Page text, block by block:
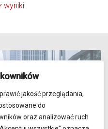
jakość przeglądania,
do
oraz analizować ruch
wyniki